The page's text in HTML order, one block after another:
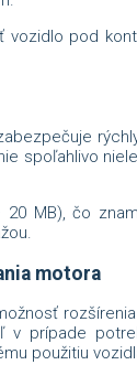
pod
spoľahlivo
MB), čo
motora
prípade
použitiu